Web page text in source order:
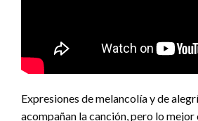
Expresiones de melancolía y de
acompañan la canción, pero lo mejor